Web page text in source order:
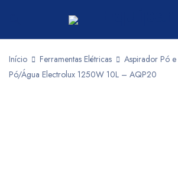
Início Ferramentas Elétricas Aspirador Pó
Pó/Água Electrolux 1250W 10L – AQP20